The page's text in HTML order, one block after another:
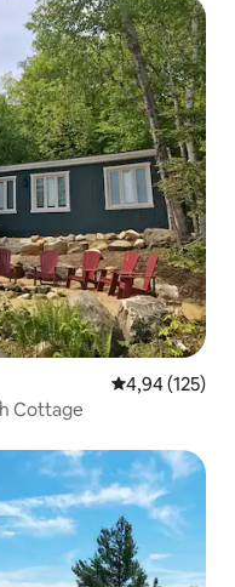
plus aimés
Note
4,94 (125)
Cottage
plus aimés